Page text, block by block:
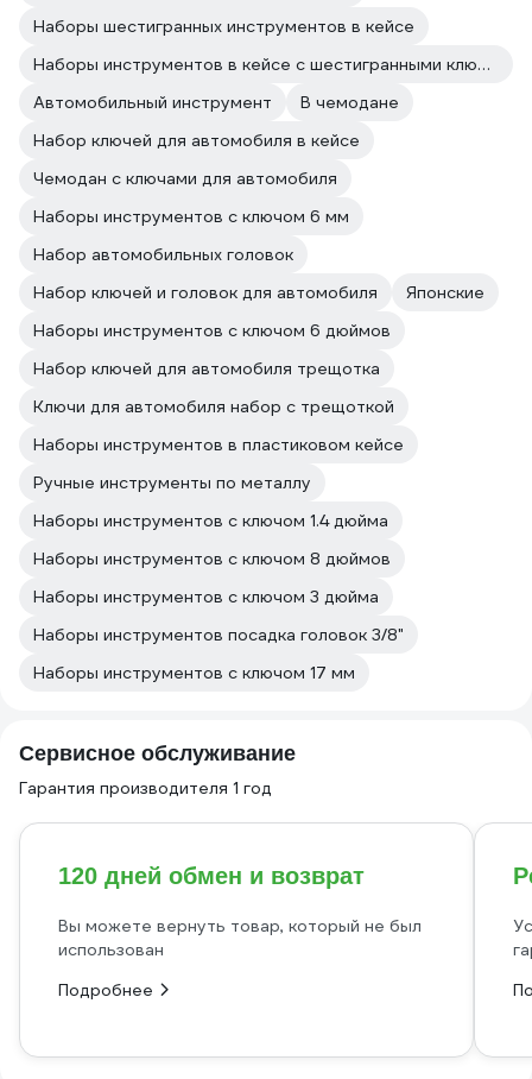
Наборы шестигранных инструментов в кейсе
Наборы инструментов в кейсе с шестигранными ключами
Автомобильный инструмент
В чемодане
Набор ключей для автомобиля в кейсе
Чемодан с ключами для автомобиля
Наборы инструментов с ключом 6 мм
Набор автомобильных головок
Набор ключей и головок для автомобиля
Японские
Наборы инструментов с ключом 6 дюймов
Набор ключей для автомобиля трещотка
Ключи для автомобиля набор с трещоткой
Наборы инструментов в пластиковом кейсе
Ручные инструменты по металлу
Наборы инструментов с ключом 1.4 дюйма
Наборы инструментов с ключом 8 дюймов
Наборы инструментов с ключом 3 дюйма
Наборы инструментов посадка головок 3/8"
Наборы инструментов с ключом 17 мм
Сервисное обслуживание
Гарантия производителя 1 год
120 дней обмен и возврат
Вы можете вернуть товар, который не был
использован
Подробнее